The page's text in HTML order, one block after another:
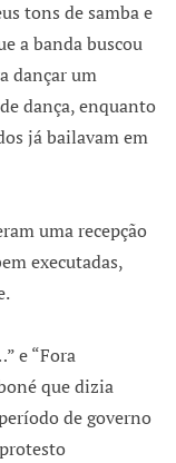
tons de samba e
a banda buscou
dançar um
dança, enquanto
já bailavam em
uma recepção
executadas,
e “Fora
que dizia
de governo